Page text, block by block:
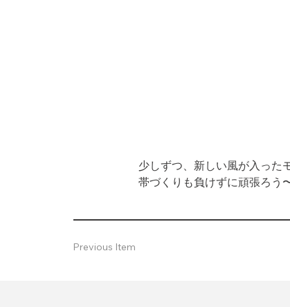
少しずつ、新しい風が入った
帯づくりも負けずに頑張ろう〜
Previous Item